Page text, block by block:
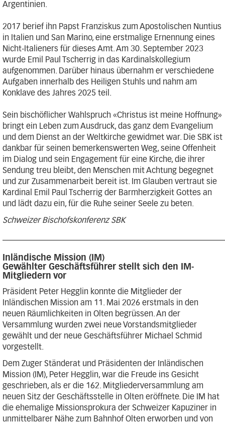
Argentinien.
2017 berief ihn Papst Franziskus zum Apostolischen Nuntius
in Italien und San Marino, eine erstmalige Ernennung eines
Nicht-Italieners für dieses Amt. Am 30. September 2023
wurde Emil Paul Tscherrig in das Kardinalskollegium
aufgenommen. Darüber hinaus übernahm er verschiedene
Aufgaben innerhalb des Heiligen Stuhls und nahm am
Konklave des Jahres 2025 teil.
Sein bischöflicher Wahlspruch «Christus ist meine Hoffnung»
bringt ein Leben zum Ausdruck, das ganz dem Evangelium
und dem Dienst an der Weltkirche gewidmet war. Die SBK ist
dankbar für seinen bemerkenswerten Weg, seine Offenheit
im Dialog und sein Engagement für eine Kirche, die ihrer
Sendung treu bleibt, den Menschen mit Achtung begegnet
und zur Zusammenarbeit bereit ist. Im Glauben vertraut sie
Kardinal Emil Paul Tscherrig der Barmherzigkeit Gottes an
und lädt dazu ein, für die Ruhe seiner Seele zu beten.
Schweizer Bischofskonferenz SBK
Inländische Mission (IM)
Gewählter Geschäftsführer stellt sich den IM-
Mitgliedern vor
Präsident Peter Hegglin konnte die Mitglieder der
Inländischen Mission am 11. Mai 2026 erstmals in den
neuen Räumlichkeiten in Olten begrüssen. An der
Versammlung wurden zwei neue Vorstandsmitglieder
gewählt und der neue Geschäftsführer Michael Schmid
vorgestellt.
Dem Zuger Ständerat und Präsidenten der Inländischen
Mission (IM), Peter Hegglin, war die Freude ins Gesicht
geschrieben, als er die 162. Mitgliederversammlung am
neuen Sitz der Geschäftsstelle in Olten eröffnete. Die IM hat
die ehemalige Missionsprokura der Schweizer Kapuziner in
unmittelbarer Nähe zum Bahnhof Olten erworben und von